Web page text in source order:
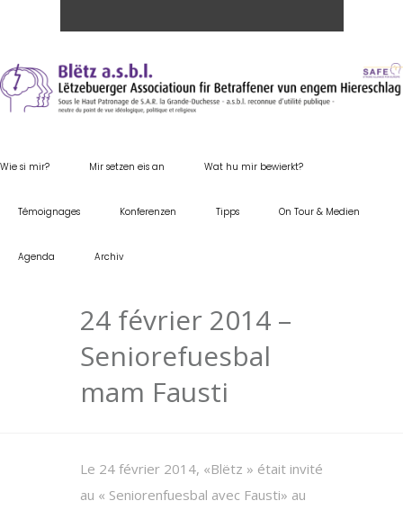
Wie si mir? Mir setzen eis an Wat hu mir bewierkt?
Témoignages Konferenzen Tipps On Tour & Medien
Agenda Archiv
24 février 2014 –
Seniorefuesbal
mam Fausti
Le 24 février 2014, «Blëtz » était invité
au « Seniorenfuesbal avec Fausti» au